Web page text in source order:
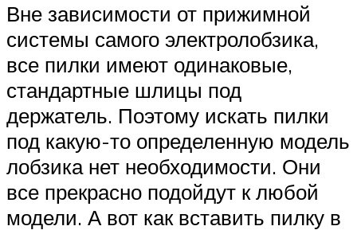
Вне зависимости от прижимной
системы самого электролобзика,
все пилки имеют одинаковые,
стандартные шлицы под
держатель. Поэтому искать пилки
под какую-то определенную модель
лобзика нет необходимости. Они
все прекрасно подойдут к любой
модели. А вот как вставить пилку в